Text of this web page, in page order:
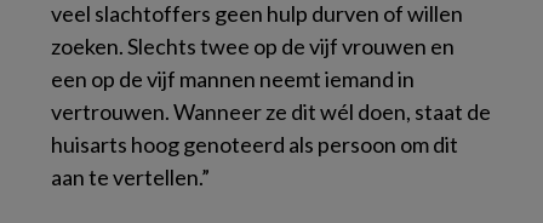
veel slachtoffers geen hulp durven of willen
zoeken. Slechts twee op de vijf vrouwen en
een op de vijf mannen neemt iemand in
vertrouwen. Wanneer ze dit wél doen, staat de
huisarts hoog genoteerd als persoon om dit
aan te vertellen.”